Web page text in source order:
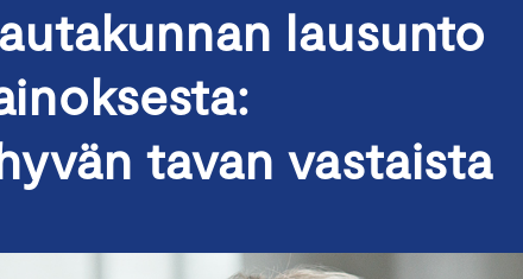
lausunto
tavan vastaista